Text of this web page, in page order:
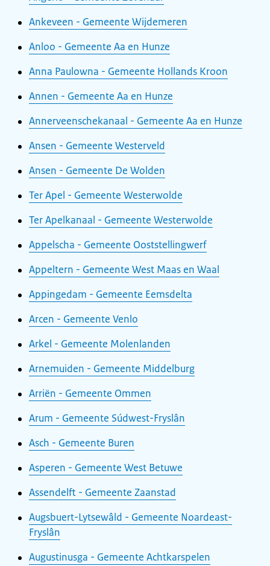
Ankeveen - Gemeente Wijdemeren
Anloo - Gemeente Aa en Hunze
Anna Paulowna - Gemeente Hollands Kroon
Annen - Gemeente Aa en Hunze
Annerveenschekanaal - Gemeente Aa en Hunze
Ansen - Gemeente Westerveld
Ansen - Gemeente De Wolden
Ter Apel - Gemeente Westerwolde
Ter Apelkanaal - Gemeente Westerwolde
Appelscha - Gemeente Ooststellingwerf
Appeltern - Gemeente West Maas en Waal
Appingedam - Gemeente Eemsdelta
Arcen - Gemeente Venlo
Arkel - Gemeente Molenlanden
Arnemuiden - Gemeente Middelburg
Arriën - Gemeente Ommen
Arum - Gemeente Súdwest-Fryslân
Asch - Gemeente Buren
Asperen - Gemeente West Betuwe
Assendelft - Gemeente Zaanstad
Augsbuert-Lytsewâld - Gemeente Noardeast-
Fryslân
Augustinusga - Gemeente Achtkarspelen